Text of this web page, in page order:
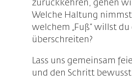
zurückkehren, gehen
Welche Haltung
welchem „Fuß“ willst
überschreiten?
Lass uns gemeinsam
und den Schritt